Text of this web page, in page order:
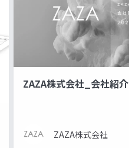
ZAZA株式会社_会社紹介
ZAZA株式会社